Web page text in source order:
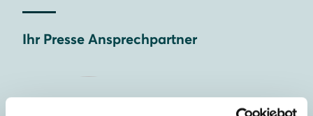
Ihr Presse Ansprechpartner